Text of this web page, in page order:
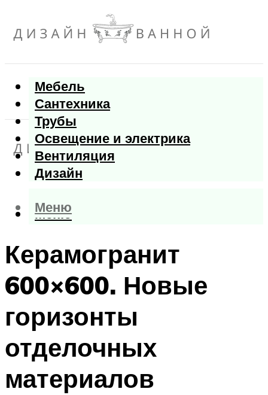
Мебель
Сантехника
Трубы
Освещение и электрика
Вентиляция
Дизайн
Меню
Меню
Керамогранит
600×600. Новые
горизонты
отделочных
материалов